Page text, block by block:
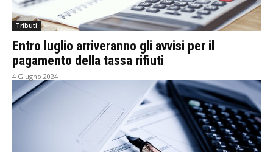
Tributi
Entro luglio arriveranno gli avvisi per il
pagamento della tassa rifiuti
4 Giugno 2024